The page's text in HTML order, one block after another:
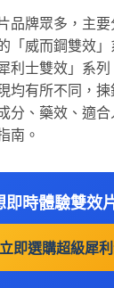
品牌眾多，主
「威而鋼雙效
利士雙效」系
均有所不同，
分、藥效、適
南。
即時體驗雙效
即選購超級犀